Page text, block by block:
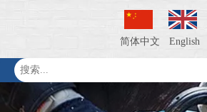
简体中文 English